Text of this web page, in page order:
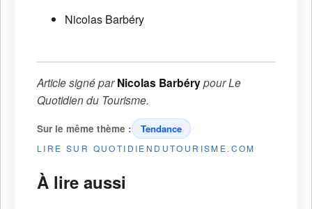
Nicolas Barbéry
Article signé parNicolas BarbérypourLe
Quotidien du Tourisme.
Sur le même thème : Tendance
LIRE SUR QUOTIDIENDUTOURISME.COM
À lire aussi